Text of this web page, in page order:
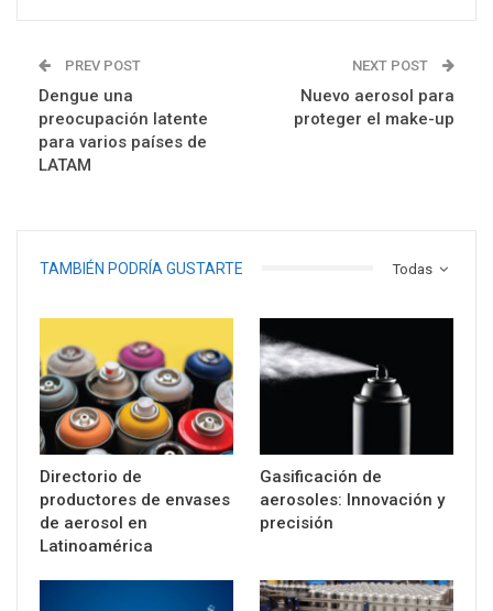
PREV POST
Dengue una
preocupación latente
para varios países de
LATAM
NEXT POST
Nuevo aerosol para
proteger el make-up
Todas
TAMBIÉN PODRÍA GUSTARTE
Directorio de
productores de envases
de aerosol en
Latinoamérica
Gasificación de
aerosoles: Innovación y
precisión